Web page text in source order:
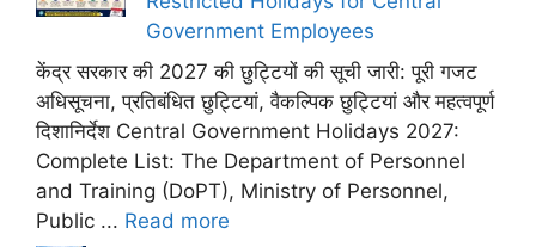
Government Employees
केंद्र सरकार की 2027 की छुट्टियों की सूची जारी: पूरी गजट
अधिसूचना, प्रतिबंधित छुट्टियां, वैकल्पिक छुट्टियां और महत्वपूर्ण
दिशानिर्देश Central Government Holidays 2027:
Complete List: The Department of Personnel
and Training (DoPT), Ministry of Personnel,
Public ... Read more